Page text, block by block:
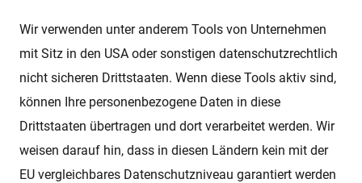
Wir verwenden unter anderem Tools von Unternehmen
mit Sitz in den USA oder sonstigen datenschutzrechtlich
nicht sicheren Drittstaaten. Wenn diese Tools aktiv sind,
können Ihre personenbezogene Daten in diese
Drittstaaten übertragen und dort verarbeitet werden. Wir
weisen darauf hin, dass in diesen Ländern kein mit der
EU vergleichbares Datenschutzniveau garantiert werden